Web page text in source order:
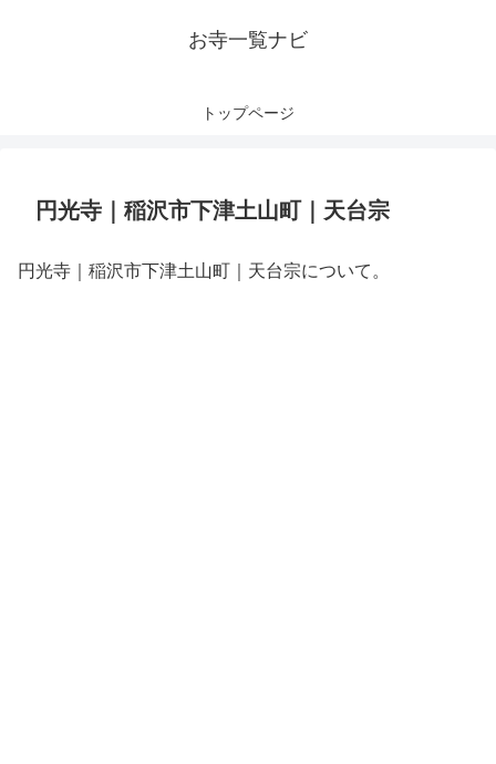
お寺一覧ナビ
トップページ
円光寺｜稲沢市下津土山町｜天台宗
円光寺｜稲沢市下津土山町｜天台宗について。